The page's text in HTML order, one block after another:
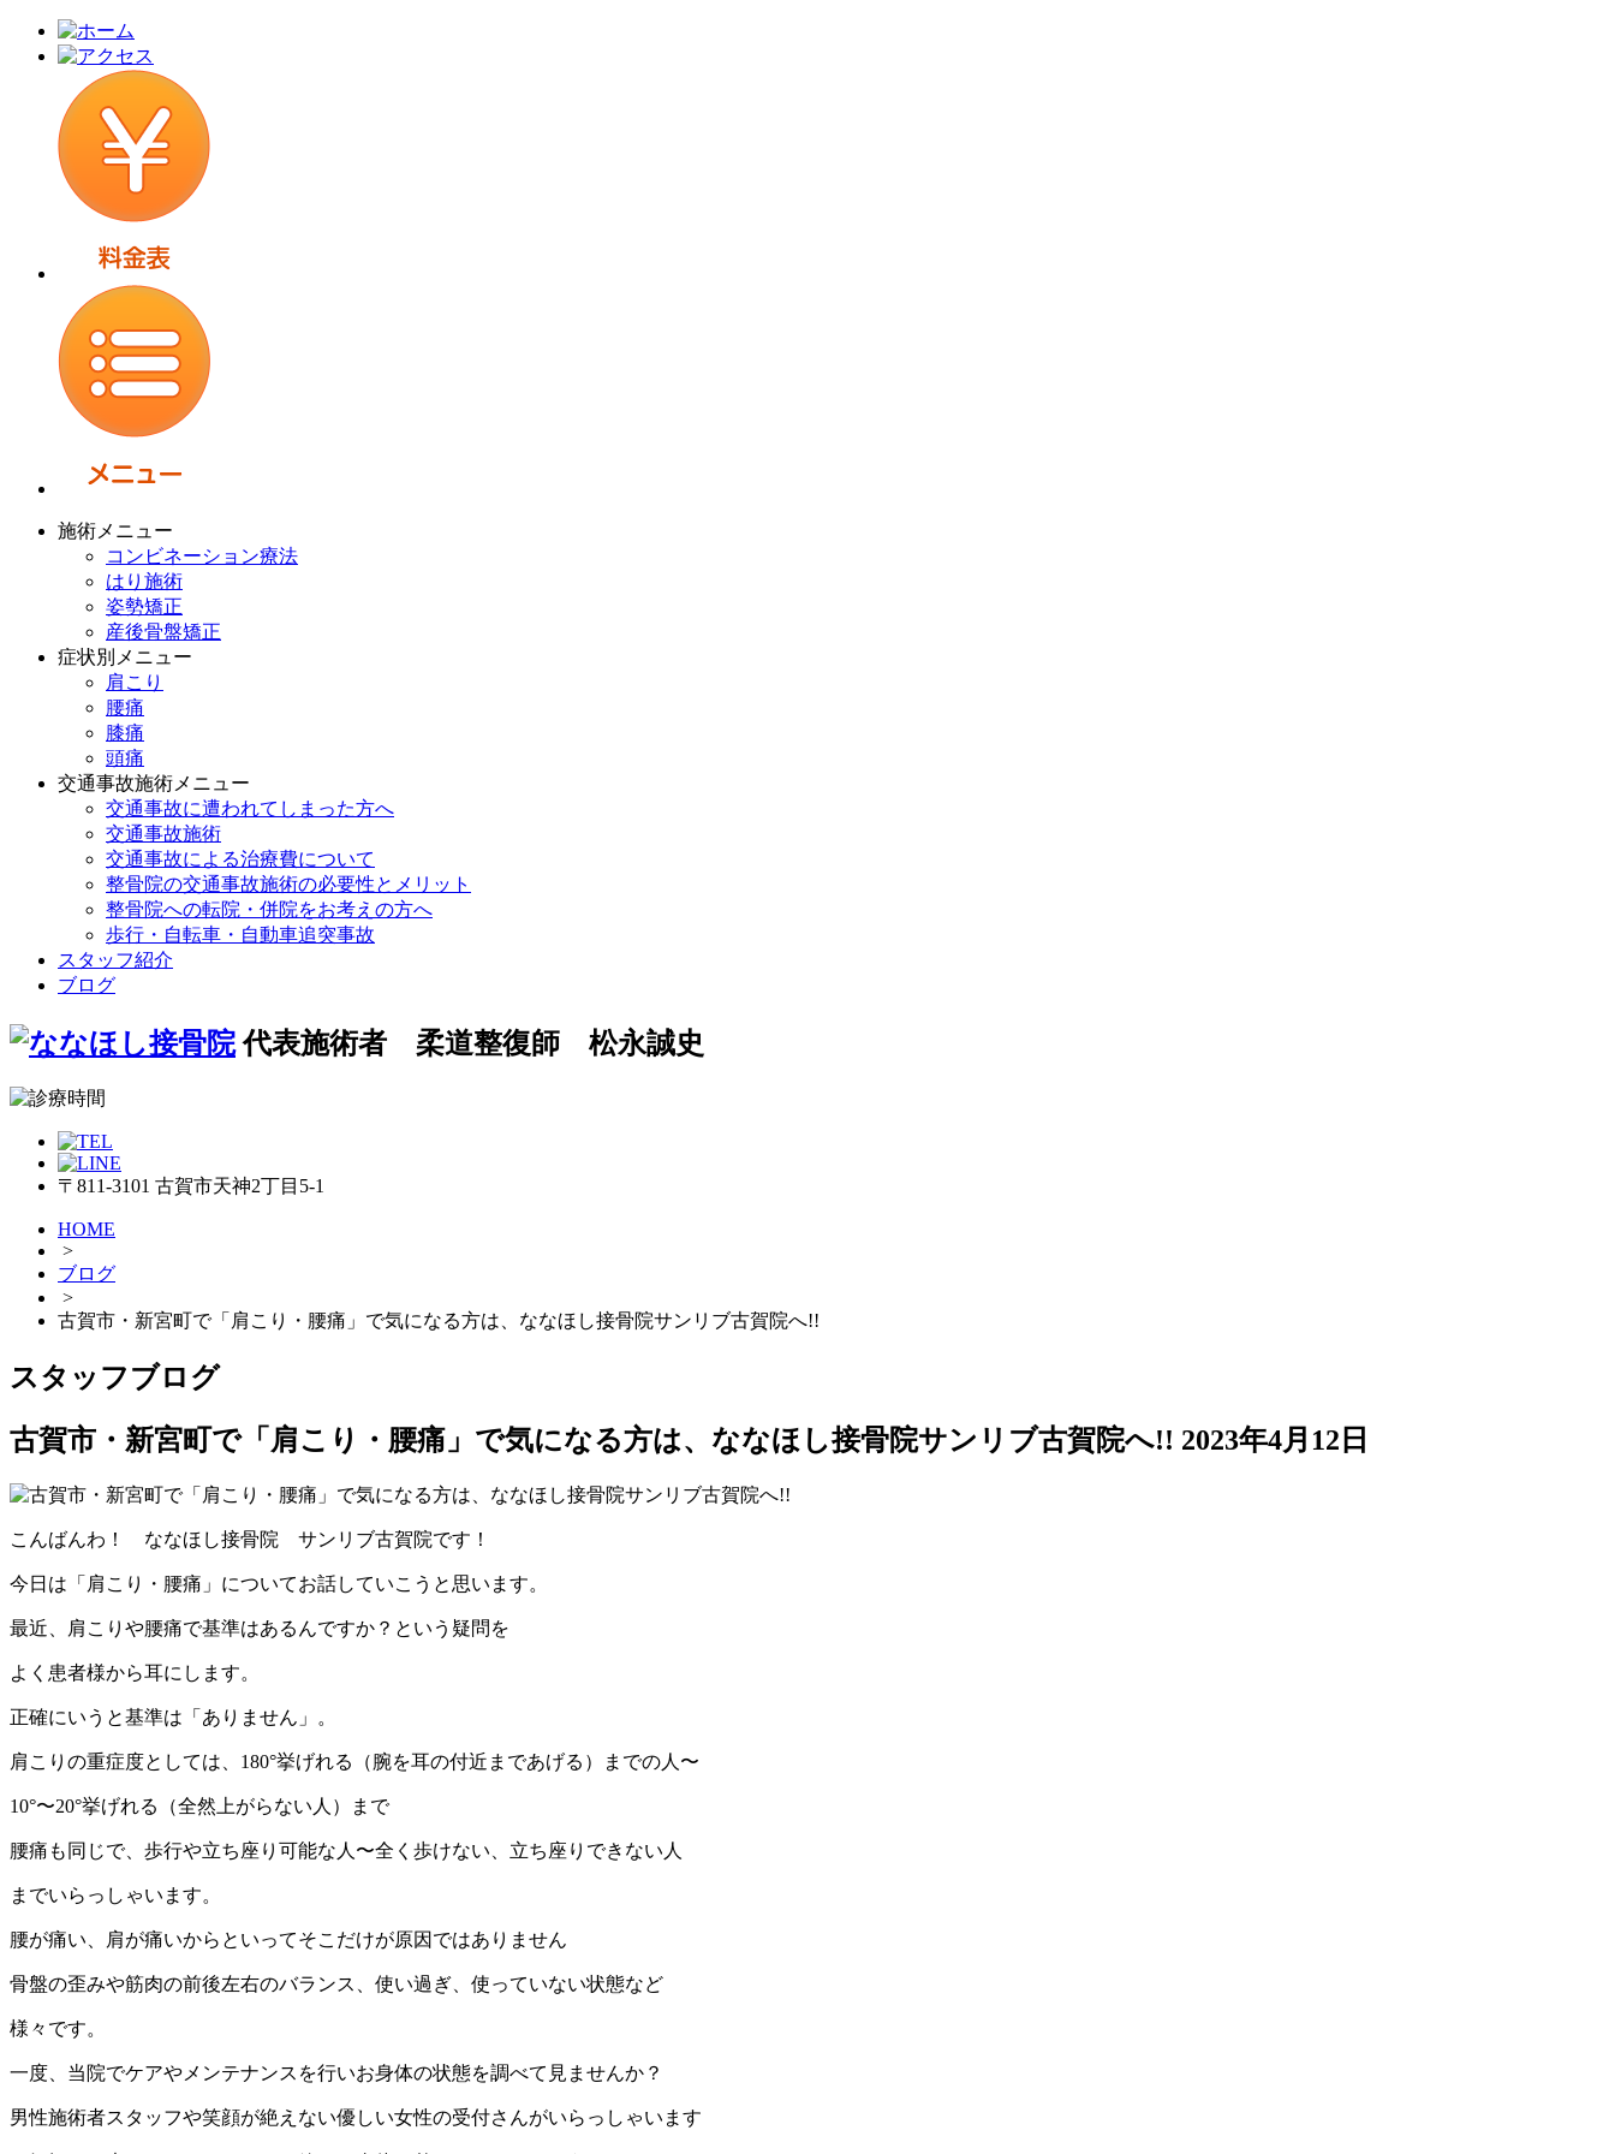
施術メニュー
コンビネーション療法
はり施術
姿勢矯正
産後骨盤矯正
症状別メニュー
肩こり
腰痛
膝痛
頭痛
交通事故施術メニュー
交通事故に遭われてしまった方へ
交通事故施術
交通事故による治療費について
整骨院の交通事故施術の必要性とメリット
整骨院への転院・併院をお考えの方へ
歩行・自転車・自動車追突事故
スタッフ紹介
ブログ
代表施術者 柔道整復師 松永誠史
〒811-3101 古賀市天神2丁目5-1
HOME
>
ブログ
>
古賀市・新宮町で「肩こり・腰痛」で気になる方は、ななほし接骨院サンリブ古賀院へ!!
スタッフブログ
古賀市・新宮町で「肩こり・腰痛」で気になる方は、ななほし接骨院サンリブ古賀院へ!! 2023年4月12日
こんばんわ！ ななほし接骨院 サンリブ古賀院です！
今日は「肩こり・腰痛」についてお話していこうと思います。
最近、肩こりや腰痛で基準はあるんですか？という疑問を
よく患者様から耳にします。
正確にいうと基準は「ありません」。
肩こりの重症度としては、180°挙げれる（腕を耳の付近まであげる）までの人〜
10°〜20°挙げれる（全然上がらない人）まで
腰痛も同じで、歩行や立ち座り可能な人〜全く歩けない、立ち座りできない人
までいらっしゃいます。
腰が痛い、肩が痛いからといってそこだけが原因ではありません
骨盤の歪みや筋肉の前後左右のバランス、使い過ぎ、使っていない状態など
様々です。
一度、当院でケアやメンテナンスを行いお身体の状態を調べて見ませんか？
男性施術者スタッフや笑顔が絶えない優しい女性の受付さんがいらっしゃいます